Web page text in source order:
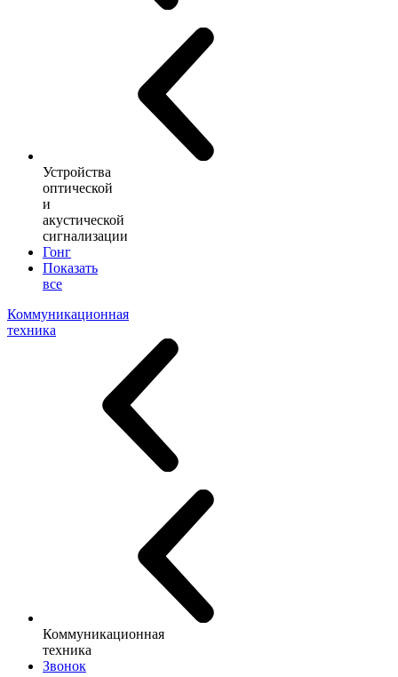
Устройства
оптической
и
акустической
сигнализации
Гонг
Показать
все
Коммуникационная
техника
Коммуникационная
техника
Звонок